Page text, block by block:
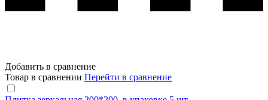
Добавить в сравнение
Товар в сравнении Перейти в сравнение